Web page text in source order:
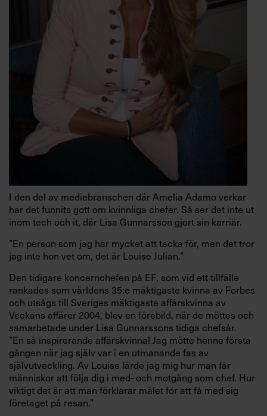
I den del av mediebranschen där Amelia Adamo verkar
har det funnits gott om kvinnliga chefer. Så ser det inte ut
inom tech och it, där Lisa Gunnarsson gjort sin karriär.
”En person som jag har mycket att tacka för, men det tror
jag inte hon vet om, det är Louise Julian.”
Den tidigare koncernchefen på EF, som vid ett tillfälle
rankades som världens 35:e mäktigaste kvinna av Forbes
och utsågs till Sveriges mäktigaste affärskvinna av
Veckans affärer 2004, blev en förebild, när de möttes och
samarbetade under Lisa Gunnarssons tidiga chefsår.
”En så inspirerande affärskvinna! Jag mötte henne första
gången när jag själv var i en utmanande fas av
självutveckling. Av Louise lärde jag mig hur man får
människor att följa dig i med- och motgång som chef. Hur
viktigt det är att man förklarar målet för att få med sig
företaget på resan.”